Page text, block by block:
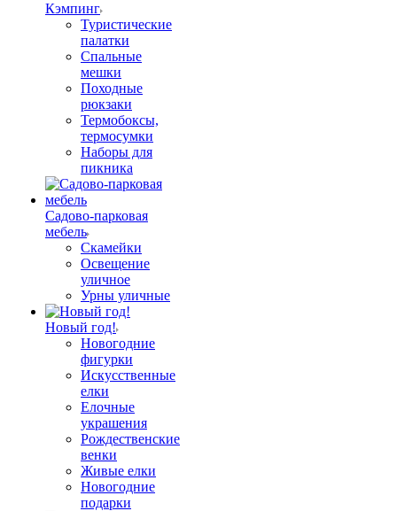
Кэмпинг
Туристические
палатки
Спальные
мешки
Походные
рюкзаки
Термобоксы,
термосумки
Наборы для
пикника
Садово-парковая
мебель
Скамейки
Освещение
уличное
Урны уличные
Новый год!
Новогодние
фигурки
Искусственные
елки
Елочные
украшения
Рождественские
венки
Живые елки
Новогодние
подарки